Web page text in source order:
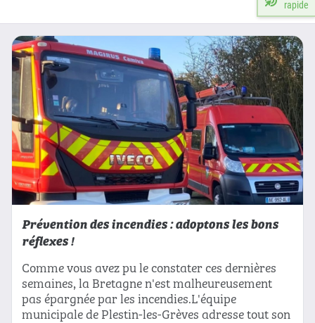
Prévention des incendies : adoptons les bons
réflexes !
Comme vous avez pu le constater ces dernières
semaines, la Bretagne n'est malheureusement
pas épargnée par les incendies.L'équipe
municipale de Plestin-les-Grèves adresse tout son
rapide